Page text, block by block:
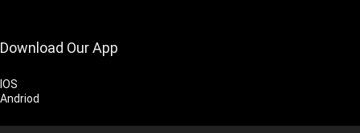
Download Our App
IOS
Andriod